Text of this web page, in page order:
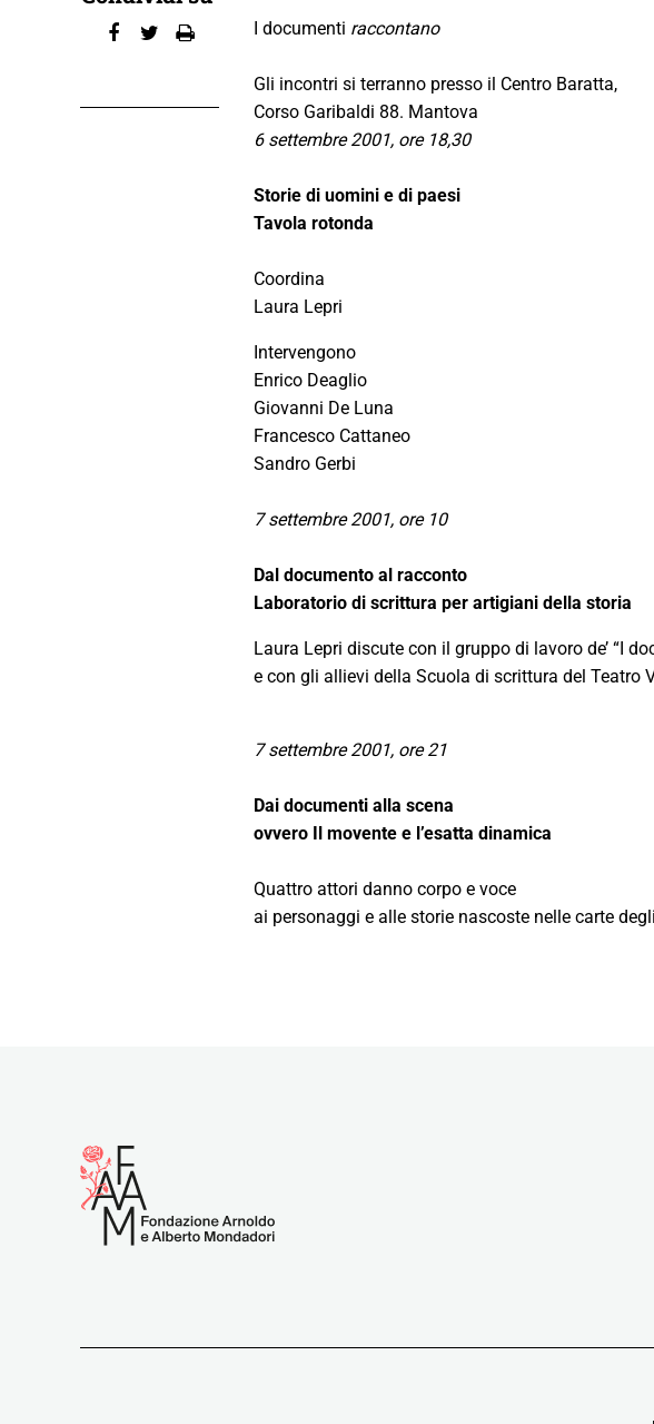
I documenti raccontano
Gli incontri si terranno presso il Centro Baratta,
Corso Garibaldi 88. Mantova
6 settembre 2001, ore 18,30
Storie di uomini e di paesi
Tavola rotonda
Coordina
Laura Lepri
Intervengono
Enrico Deaglio
Giovanni De Luna
Francesco Cattaneo
Sandro Gerbi
7 settembre 2001, ore 10
Dal documento al racconto
Laboratorio di scrittura per artigiani della storia
Laura Lepri discute con il gruppo di lavoro de’ “I
e con gli allievi della Scuola di scrittura del Teatro
7 settembre 2001, ore 21
Dai documenti alla scena
ovvero Il movente e l’esatta dinamica
Quattro attori danno corpo e voce
ai personaggi e alle storie nascoste nelle carte